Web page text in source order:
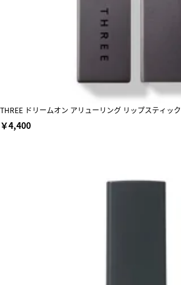
THREE ドリームオン アリューリング リップスティック
￥4,400